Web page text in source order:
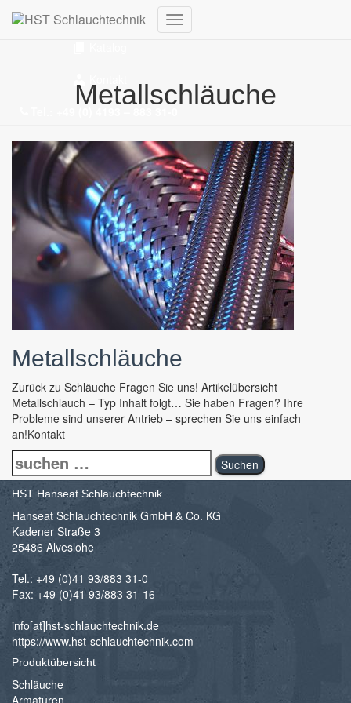
Wissenswertes
Navigation
Metallschläuche
Metallschläuche
Zurück zu Schläuche Fragen Sie uns! Artikelübersicht
Metallschlauch – Typ Inhalt folgt… Sie haben Fragen? Ihre
Probleme sind unserer Antrieb – sprechen Sie uns einfach
an!Kontakt
Suchen
nach:
HST Hanseat Schlauchtechnik
Hanseat Schlauchtechnik GmbH & Co. KG
Kadener Straße 3
25486 Alveslohe
Tel.: +49 (0)41 93/883 31-0
Fax: +49 (0)41 93/883 31-16
info[at]hst-schlauchtechnik.de
https://www.hst-schlauchtechnik.com
Produktübersicht
Schläuche
Armaturen